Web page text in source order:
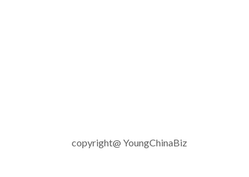
copyright@ YoungChinaBiz